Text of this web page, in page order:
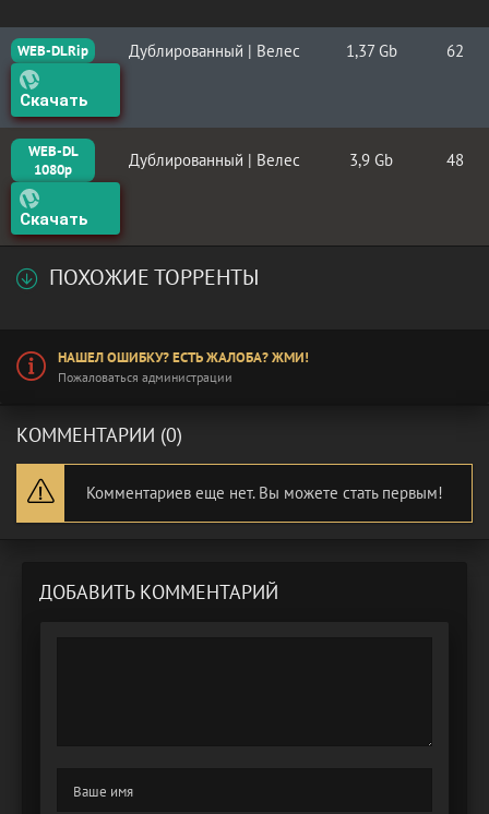
WEB-DLRip Дублированный | Велес 1,37 Gb 62
Скачать
WEB-DL
1080p
Дублированный | Велес 3,9 Gb 48
Скачать
ПОХОЖИЕ ТОРРЕНТЫ
НАШЕЛ ОШИБКУ? ЕСТЬ ЖАЛОБА? ЖМИ!
Пожаловаться администрации
КОММЕНТАРИИ (0)
Комментариев еще нет. Вы можете стать первым!
ДОБАВИТЬ КОММЕНТАРИЙ